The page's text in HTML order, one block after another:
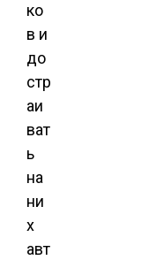
ко
в и
до
стр
аи
ват
ь
на
ни
х
авт